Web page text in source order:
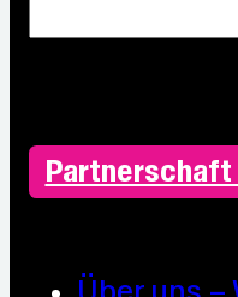
Partnerschaft